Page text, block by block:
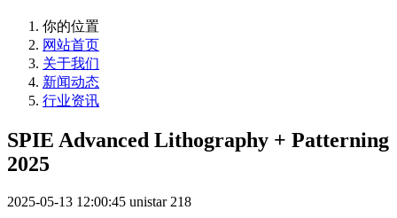
你的位置
网站首页
关于我们
新闻动态
行业资讯
SPIE Advanced Lithography + Patterning
2025
2025-05-13 12:00:45 unistar 218